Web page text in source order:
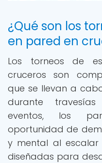
¿Qué son los
en pared en
Los torneos de
cruceros son
que se llevan a
durante
eventos, los
oportunidad de
y mental al escalar
diseñadas para